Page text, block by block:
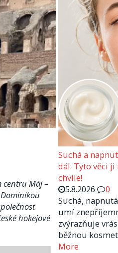
centru Máj –
hokejové
Suchá a
dál: Tyto věci
chvíle!
5.8.2026
0
Suchá,
umí
zvýrazňuje
běžnou
More